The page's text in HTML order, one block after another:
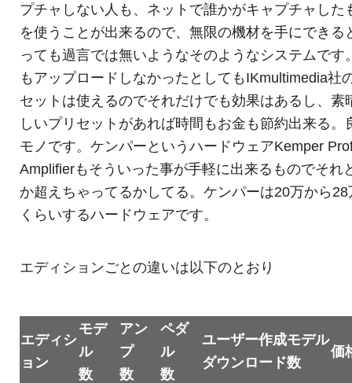
プチャしない人も、ネットで誰かがキャプチャした
を使うことが出来るので、無限の機材を手にできる
っても過言では無いようなそのようなシステムです
もアップロードしなかったとしてもIKmultimedia社
セットは使えるのでそれだけでも効果はあるし、素
しいプリセットがあれば時間もお金も節約出来る。
モノです。ケンパーというハードウェアKemper
Amplifierもそういった事が手軽に出来るものでそれ
か超えちゃってるかしてる。ケンパーは20万から28
くらいするハードウェアです。
エディションごとの違いは以下のとおり
エディシ
ョン
モデ
ル
数
アン
プ
数
ペダ
ル
数
ユーザー作成モデル
ダウンロード数
価